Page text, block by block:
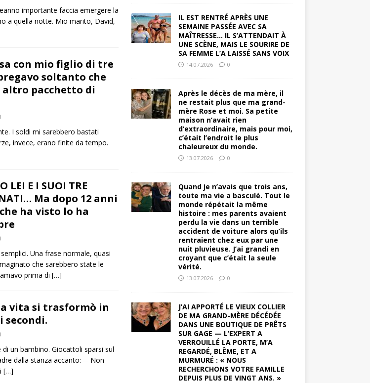
importante faccia emergere la
a quella notte. Mio marito, David,
con mio figlio di tre
soltanto che
altro pacchetto di
I soldi mi sarebbero bastati
invece, erano finite da tempo.
LEI E I SUOI TRE
NATI… Ma dopo 12 anni
ha visto lo ha
Una frase normale, quasi
che sarebbero state le
prima di […]
vita si trasformò in
secondi.
un bambino. Giocattoli sparsi sul
dalla stanza accanto:— Non
[…]
IL EST RENTRÉ APRÈS UNE
SEMAINE PASSÉE AVEC SA
MAÎTRESSE… IL S’ATTENDAIT À
UNE SCÈNE, MAIS LE SOURIRE DE
SA FEMME L’A LAISSÉ SANS VOIX
14.07.2026 0
Après le décès de ma mère, il
ne restait plus que ma grand-
mère Rose et moi. Sa petite
maison n’avait rien
d’extraordinaire, mais pour moi,
c’était l’endroit le plus
chaleureux du monde.
13.07.2026 0
Quand je n’avais que trois ans,
toute ma vie a basculé. Tout le
monde répétait la même
histoire : mes parents avaient
perdu la vie dans un terrible
accident de voiture alors qu’ils
rentraient chez eux par une
nuit pluvieuse. J’ai grandi en
croyant que c’était la seule
vérité.
13.07.2026 0
J’AI APPORTÉ LE VIEUX COLLIER
DE MA GRAND-MÈRE DÉCÉDÉE
DANS UNE BOUTIQUE DE PRÊTS
SUR GAGE — L’EXPERT A
VERROUILLÉ LA PORTE, M’A
REGARDÉ, BLÊME, ET A
MURMURÉ : « NOUS
RECHERCHONS VOTRE FAMILLE
DEPUIS PLUS DE VINGT ANS. »